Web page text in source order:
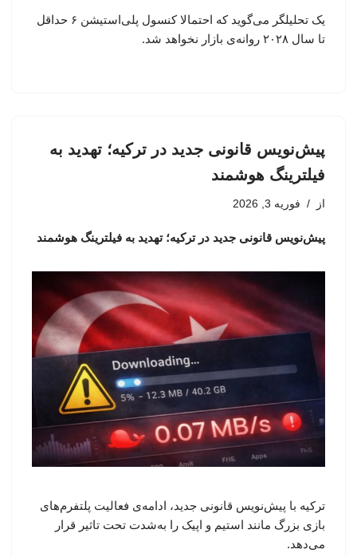
یک تحلیلگر می‌گوید که احتمالا کنسول پلی‌استیشن ۶ حداقل
تا سال ۲۰۲۸ روانه‌ی بازار نخواهد شد.
پیش‌نویس قانونی جدید در ترکیه؛ تهدید به
فیلترینگ هوشمند
از فوریه 3, 2026
پیش‌نویس قانونی جدید در ترکیه؛ تهدید به فیلترینگ هوشمند
ترکیه با پیش‌نویس قانونی جدید، ادامه‌ی فعالیت پلتفرم‌های
بازی بزرگ مانند استیم و اپیک را به‌شدت تحت تاثیر قرار
می‌دهد.